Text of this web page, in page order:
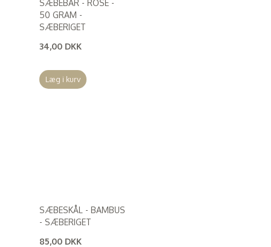
SÆBEBAR - ROSE -
50 GRAM -
SÆBERIGET
34,00 DKK
Læg i kurv
SÆBESKÅL - BAMBUS
- SÆBERIGET
85,00 DKK